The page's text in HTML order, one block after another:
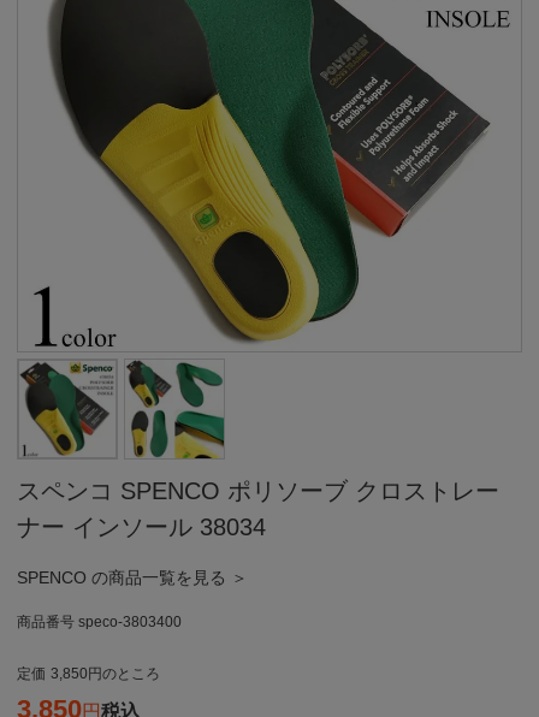
スペンコ SPENCO ポリソーブ クロストレー
ナー インソール 38034
SPENCO の商品一覧を見る ＞
商品番号 speco-3803400
定価 3,850 のところ
3,850 税込